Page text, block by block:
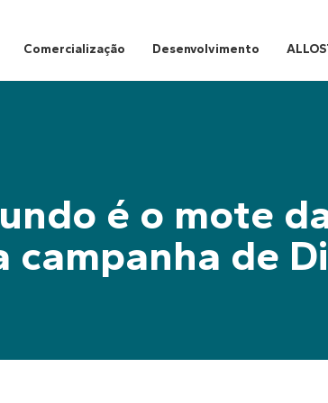
Comercialização Desenvolvimento
é o mote
campanha de